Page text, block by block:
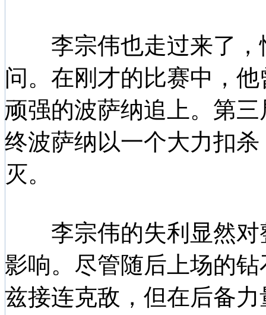
李宗伟也走过来了，
问。在刚才的比赛中，
顽强的波萨纳追上。第
终波萨纳以一个大力扣
灭。
李宗伟的失利显然对
影响。尽管随后上场的
兹接连克敌，但在后备